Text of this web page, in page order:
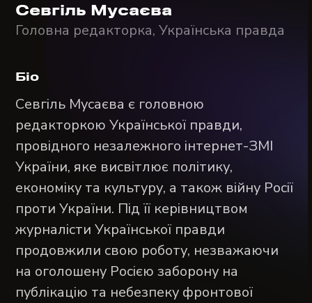
Севгіль Мусаєва
Головна редакторка, Українська правда
Біо
Севгіль Мусаєва є головною
редакторкою Української правди,
провідного незалежного інтернет-ЗМІ
України, яке висвітлює політику,
економіку та культуру, а також війну Росії
проти України. Під її керівництвом
журналісти Української правди
продовжили свою роботу, незважаючи
на оголошену Росією заборону на
публікацію та небезпеку фронтової